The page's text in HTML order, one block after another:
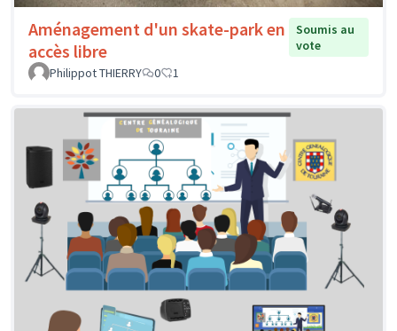
Aménagement d'un skate-park en
accès libre
Soumis au
vote
Philippot THIERRY
0 1